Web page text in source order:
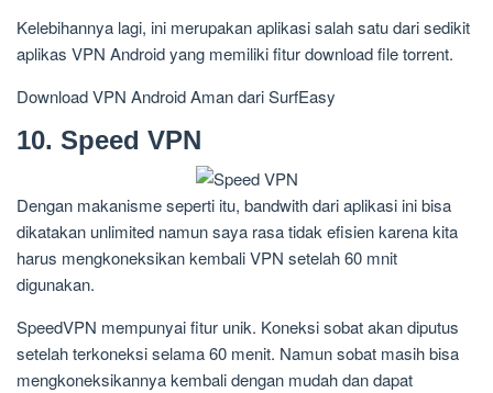
Kelebihannya lagi, ini merupakan aplikasi salah satu dari sedikit
aplikas VPN Android yang memiliki fitur download file torrent.
Download VPN Android Aman dari SurfEasy
10. Speed VPN
Dengan makanisme seperti itu, bandwith dari aplikasi ini bisa
dikatakan unlimited namun saya rasa tidak efisien karena kita
harus mengkoneksikan kembali VPN setelah 60 mnit
digunakan.
SpeedVPN mempunyai fitur unik. Koneksi sobat akan diputus
setelah terkoneksi selama 60 menit. Namun sobat masih bisa
mengkoneksikannya kembali dengan mudah dan dapat